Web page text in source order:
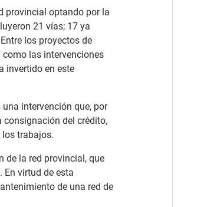
provincial optando por la
21 vías; 17 ya
los proyectos de
las intervenciones
invertido en este
intervención que, por
consignación del crédito,
trabajos.
de la red provincial, que
En virtud de esta
de una red de